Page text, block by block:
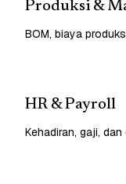
Produksi &
BOM, biaya
HR & Payroll
Kehadiran, gaji,